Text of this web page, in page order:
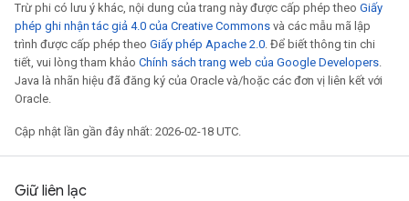
Trừ phi có lưu ý khác, nội dung của trang này được cấp phép theo Giấy
phép ghi nhận tác giả 4.0 của Creative Commons và các mẫu mã lập
trình được cấp phép theo Giấy phép Apache 2.0. Để biết thông tin chi
tiết, vui lòng tham khảo Chính sách trang web của Google Developers.
Java là nhãn hiệu đã đăng ký của Oracle và/hoặc các đơn vị liên kết với
Oracle.
Cập nhật lần gần đây nhất: 2026-02-18 UTC.
Giữ liên lạc